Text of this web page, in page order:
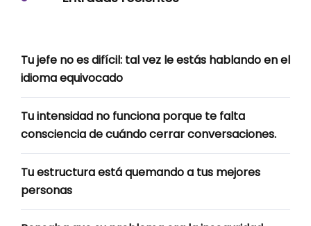
Tu jefe no es difícil: tal vez le estás hablando en el
idioma equivocado
Tu intensidad no funciona porque te falta
consciencia de cuándo cerrar conversaciones.
Tu estructura está quemando a tus mejores
personas